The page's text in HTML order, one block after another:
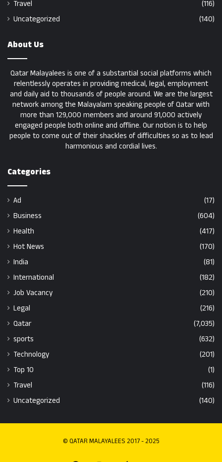
Travel
(116)
Uncategorized
(140)
About Us
Qatar Malayalees is one of a substantial social platforms which
relentlessly operates in providing medical, legal, employment
and daily aid to thousands of people around. We are the largest
network among the Malayalam speaking people of Qatar with
more than 129,000 members and around 91,000 actively
engaged people both online and offline. Our notion is to help
people to come out of their shackles of difficulties so as to lead
harmonious and cordial lives.
Categories
Ad
(17)
Business
(604)
Health
(417)
Hot News
(170)
India
(81)
International
(182)
Job Vacancy
(210)
Legal
(216)
Qatar
(7,035)
sports
(632)
Technology
(201)
Top 10
(1)
Travel
(116)
Uncategorized
(140)
© QATAR MALAYALEES 2017 - 2025